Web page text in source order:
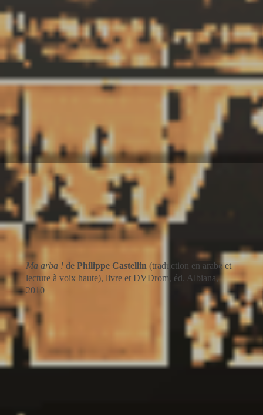
Ma arba ! de Philippe Castellin (traduction en arabe et
lecture à voix haute), livre et DVDrom, éd. Albiana,
2010